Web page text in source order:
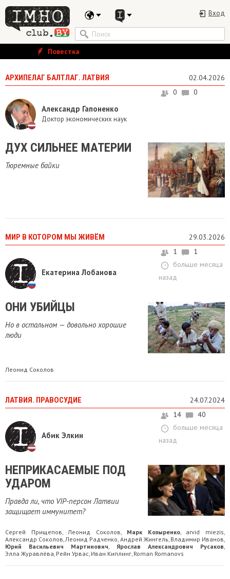
Вход
Повестка
АРХИПЕЛАГ БАЛТЛАГ. ЛАТВИЯ 02.04.2026
Александр Гапоненко
Доктор экономических наук
0 0
ДУХ СИЛЬНЕЕ МАТЕРИИ
​Тюремные байки
МИР В КОТОРОМ МЫ ЖИВЁМ 29.03.2026
Екатерина Лобанова
1
1
больше месяца
назад
ОНИ УБИЙЦЫ
Но в остальном — довольно хорошие
люди
Леонид Соколов
ЛАТВИЯ. ПРАВОСУДИЕ 24.07.2024
Абик Элкин
14
40
больше месяца
назад
НЕПРИКАСАЕМЫЕ ПОД
УДАРОМ
Правда ли, что VIP-персон Латвии
защищает иммунитет?
Сергей Прищепов,Леонид Соколов, Марк Козыренко, arvid miezis,
Александр Соколов,Леонид Радченко, Андрей Жингель, Владимир Иванов,
Юрий Васильевич Мартинович, Ярослав Александрович Русаков,
Элла Журавлёва, Рейн Урвас, Иван Киплинг, Roman Romanovs